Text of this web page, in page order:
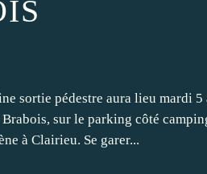
sortie pédestre aura lieu mardi
Brabois, sur le parking côté
à Clairieu. Se garer...